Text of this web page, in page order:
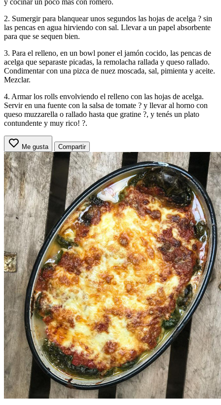
2. Sumergir para blanquear unos segundos las hojas de acelga ? sin
las pencas en agua hirviendo con sal. Llevar a un papel absorbente
para que se sequen bien.
3. Para el relleno, en un bowl poner el jamón cocido, las pencas de
acelga que separaste picadas, la remolacha rallada y queso rallado.
Condimentar con una pizca de nuez moscada, sal, pimienta y aceite.
Mezclar.
4. Armar los rolls envolviendo el relleno con las hojas de acelga.
Servir en una fuente con la salsa de tomate ? y llevar al horno con
queso muzzarella o rallado hasta que gratine ?, y tenés un plato
contundente y muy rico! ?.
Me gusta Compartir